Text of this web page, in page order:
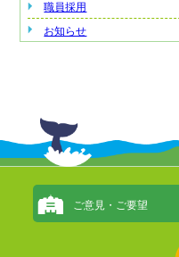
職員採用
お知らせ
ご意見・ご要望